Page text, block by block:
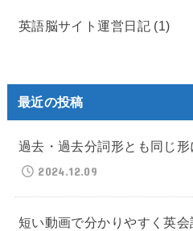
英語脳サイト運営日記 (1)
最近の投稿
過去・過去分詞形とも同じ
2024.12.09
短い動画で分かりやすく英